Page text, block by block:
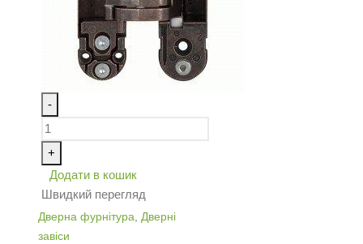
-
+
Додати в кошик
Швидкий перегляд
Дверна фурнітура, Дверні
завіси